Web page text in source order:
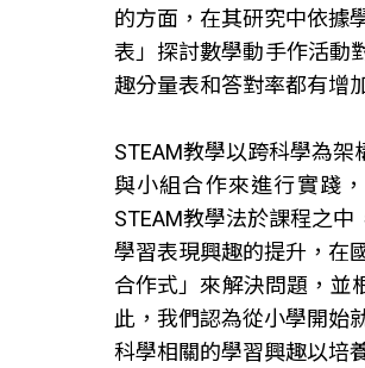
的方面，在其研究中依據
表」探討數學動手作活動
趣分量表和答對率都有增
STEAM教學以跨科學為
與小組合作來進行實踐
STEAM教學法於課程之
學習表現興趣的提升，在
合作式」來解決問題，並
此，我們認為從小學開始
科學相關的學習興趣以培